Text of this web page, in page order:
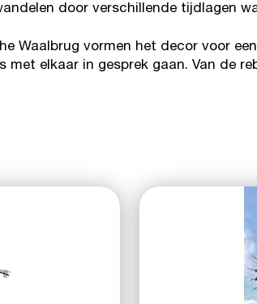
door verschillende tijdlagen
Waalbrug vormen het decor voor
elkaar in gesprek gaan. Van de